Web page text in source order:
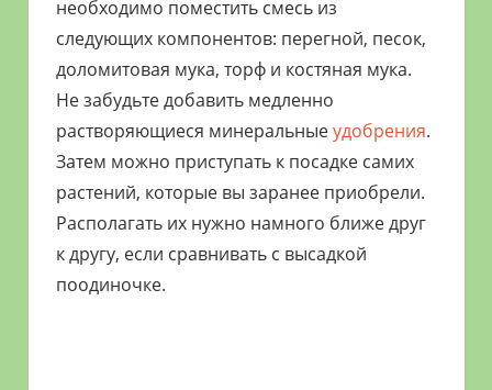
необходимо поместить смесь из
следующих компонентов: перегной, песок,
доломитовая мука, торф и костяная мука.
Не забудьте добавить медленно
растворяющиеся минеральныеудобрения.
Затем можно приступать к посадке самих
растений, которые вы заранее приобрели.
Располагать их нужно намного ближе друг
к другу, если сравнивать с высадкой
поодиночке.